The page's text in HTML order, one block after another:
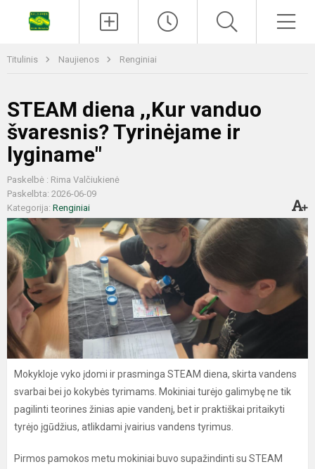
Titulinis Naujienos Renginiai
STEAM diena ,,Kur vanduo
švaresnis? Tyrinėjame ir
lyginame"
Paskelbė : Rima Valčiukienė
Paskelbta: 2026-06-09
Kategorija: Renginiai
Mokykloje vyko įdomi ir prasminga STEAM diena, skirta vandens
svarbai bei jo kokybės tyrimams. Mokiniai turėjo galimybę ne tik
pagilinti teorines žinias apie vandenį, bet ir praktiškai pritaikyti
tyrėjo įgūdžius, atlikdami įvairius vandens tyrimus.
Pirmos pamokos metu mokiniai buvo supažindinti su STEAM